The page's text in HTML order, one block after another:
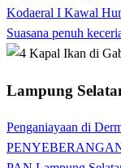
Kodaeral I Kawal
Suasana penuh
Lampung
Penganiayaan di